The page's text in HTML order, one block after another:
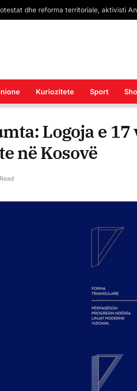
15% e punëtorëve kanë marrë K-15,
Kuriozitete Sport
Logoja e
në Kosovë